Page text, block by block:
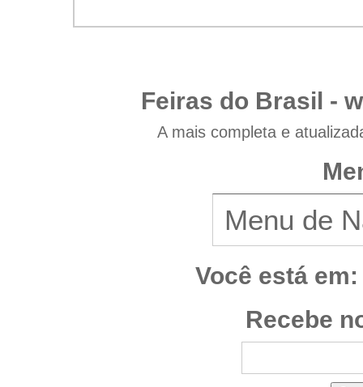
Feiras do Brasil -
A mais completa e
Você está em:
Recebe